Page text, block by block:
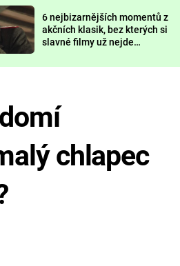
6 nejbizarnějších momentů z
akčních klasik, bez kterých si
slavné filmy už nejde
chlapec